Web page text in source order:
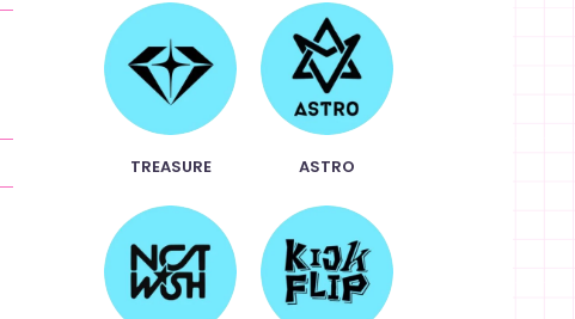
TREASURE ASTRO